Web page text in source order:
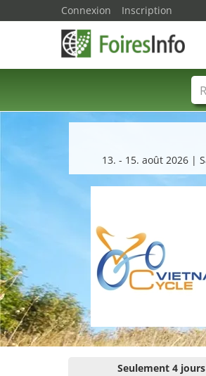
13. - 15. août 2026 |
Seulement 4 jours
Connexion Inscription